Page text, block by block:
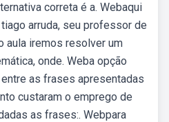
correta é a. Webaqui
arruda, seu professor de
aula iremos resolver um
onde. Weba opção
as frases apresentadas
custaram o emprego de
as frases:. Webpara